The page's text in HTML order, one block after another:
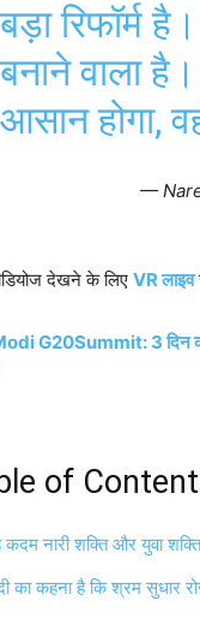
बड़ा रिफॉर्म
बनाने वाला
आसान होगा,
—
देखने के लिए VR लाइव
G20Summit: 3 दिन की
of
कदम नारी शक्ति और युवा
का कहना है कि श्रम सुधार